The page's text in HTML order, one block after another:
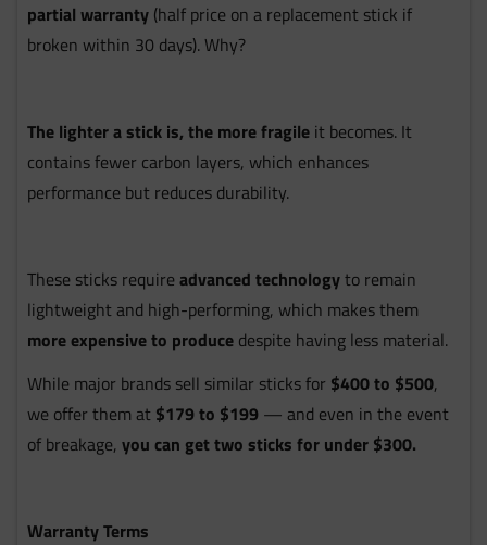
partial warranty (half price on a replacement stick if
broken within 30 days). Why?
The lighter a stick is, the more fragile it becomes. It
contains fewer carbon layers, which enhances
performance but reduces durability.
These sticks require advanced technologyto remain
lightweight and high-performing, which makes them
more expensive to produce despite having less material.
While major brands sell similar sticks for $400 to $500,
we offer them at $179 to $199 — and even in the event
of breakage, you can get two sticks for under $300.
Warranty Terms